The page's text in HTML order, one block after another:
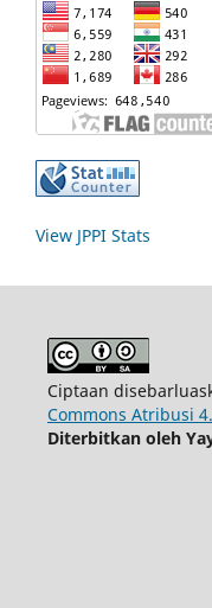
View JPPI Stats
Ciptaan
Commons Atribusi
Diterbitkan oleh